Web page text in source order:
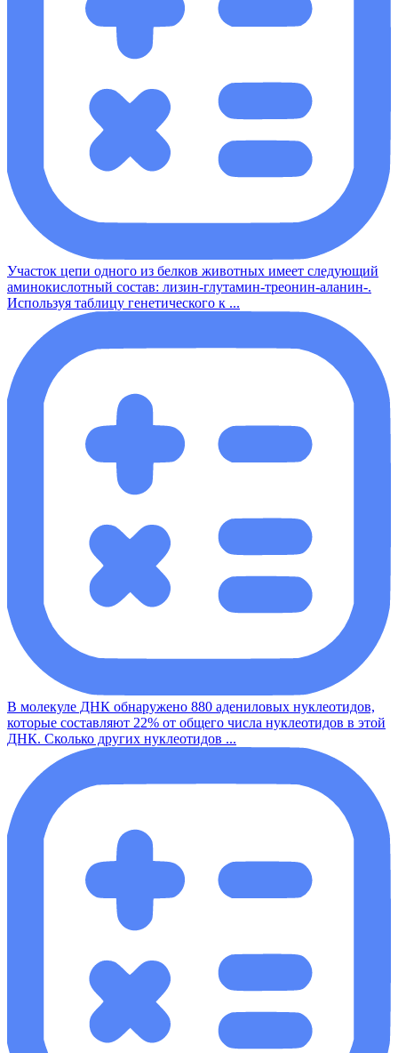
Участок цепи одного из белков животных имеет следующий
аминокислотный состав: лизин-глутамин-треонин-аланин-.
Используя таблицу генетического к ...
В молекуле ДНК обнаружено 880 адениловых нуклеотидов,
которые составляют 22% от общего числа нуклеотидов в этой
ДНК. Сколько других нуклеотидов ...